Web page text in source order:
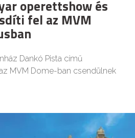
operettshow és
fel az MVM
Dankó Pista című
MVM Dome-ban csendülnek